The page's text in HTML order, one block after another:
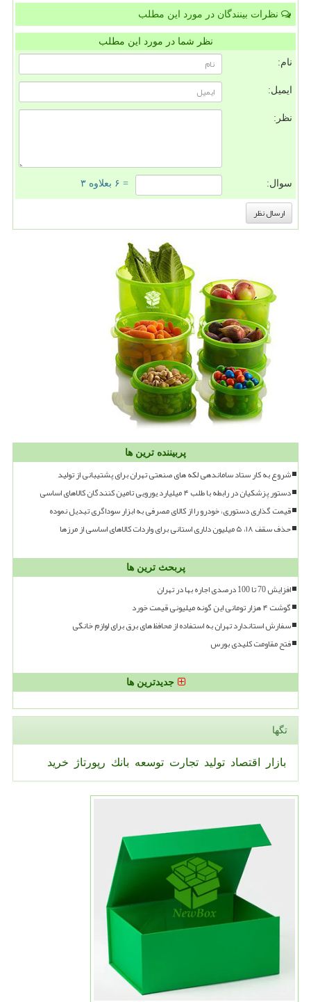
نظرات بینندگان در مورد این مطلب
نظر شما در مورد این مطلب
نام:
ایمیل:
نظر:
سوال: = ۶ بعلاوه ۳
پربیننده ترین ها
شروع به کار ستاد ساماندهی لکه های صنعتی تهران برای پشتیبانی از تولید
دستور پزشکیان در رابطه با طلب ۴ میلیارد یورویی تامین کنندگان کالاهای اساسی
قیمت گذاری دستوری، خودرو را از کالای مصرفی به ابزار سوداگری تبدیل نموده
حذف سقف ۱۸، ۵ میلیون دلاری استانی برای واردات کالاهای اساسی از مرزها
پربحث ترین ها
افزایش 70 تا 100 درصدی اجاره بها در تهران
گوشت ۴ هزار تومانی این گونه میلیونی قیمت خورد
سفارش استاندارد تهران به استفاده از محافظ های برق برای لوازم خانگی
فتح مقاومت کلیدی بورس
جدیدترین ها
تگها
بازار اقتصاد تولید تجارت توسعه بانك رپورتاژ خرید